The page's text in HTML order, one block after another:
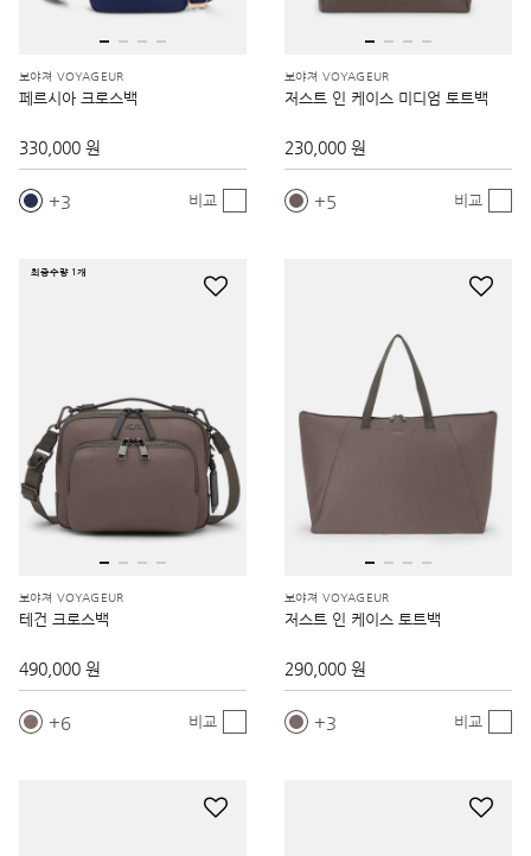
보야져 VOYAGEUR
페르시아 크로스백
330,000 원
3 비교
보야져 VOYAGEUR
저스트 인 케이스 미디엄 토트백
230,000 원
5 비교
최종수량 1개
보야져 VOYAGEUR
테건 크로스백
490,000 원
6 비교
보야져 VOYAGEUR
저스트 인 케이스 토트백
290,000 원
3 비교